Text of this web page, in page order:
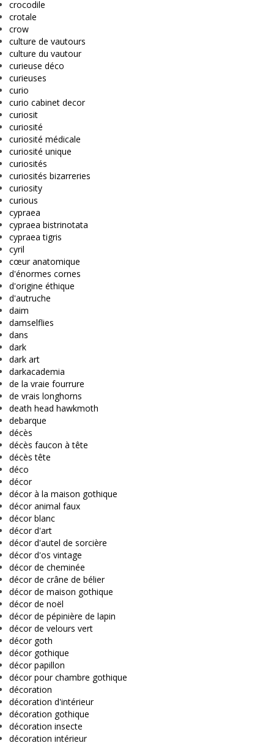
crocodile
crotale
crow
culture de vautours
culture du vautour
curieuse déco
curieuses
curio
curio cabinet decor
curiosit
curiosité
curiosité médicale
curiosité unique
curiosités
curiosités bizarreries
curiosity
curious
cypraea
cypraea bistrinotata
cypraea tigris
cyril
cœur anatomique
d'énormes cornes
d'origine éthique
d'autruche
daim
damselflies
dans
dark
dark art
darkacademia
de la vraie fourrure
de vrais longhorns
death head hawkmoth
debarque
décès
décès faucon à tête
décès tête
déco
décor
décor à la maison gothique
décor animal faux
décor blanc
décor d'art
décor d'autel de sorcière
décor d'os vintage
décor de cheminée
décor de crâne de bélier
décor de maison gothique
décor de noël
décor de pépinière de lapin
décor de velours vert
décor goth
décor gothique
décor papillon
décor pour chambre gothique
décoration
décoration d'intérieur
décoration gothique
décoration insecte
décoration intérieur